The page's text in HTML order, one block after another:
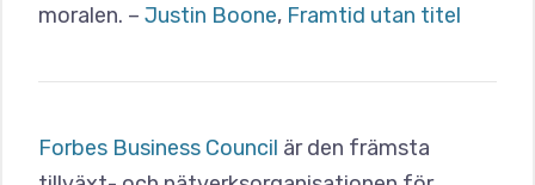
moralen. – Justin Boone, Framtid utan titel
Forbes Business Council är den främsta